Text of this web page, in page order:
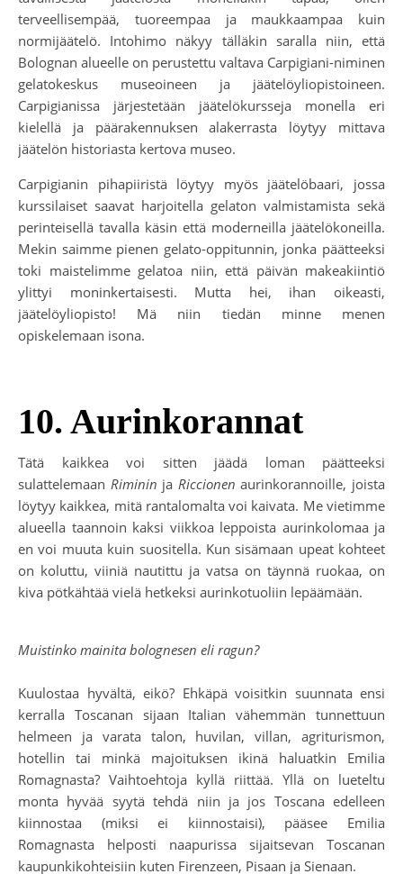
terveellisempää, tuoreempaa ja maukkaampaa kuin
normijäätelö. Intohimo näkyy tälläkin saralla niin, että
Bolognan alueelle on perustettu valtava Carpigiani-niminen
gelatokeskus museoineen ja jäätelöyliopistoineen.
Carpigianissa järjestetään jäätelökursseja monella eri
kielellä ja päärakennuksen alakerrasta löytyy mittava
jäätelön historiasta kertova museo.
Carpigianin pihapiiristä löytyy myös jäätelöbaari, jossa
kurssilaiset saavat harjoitella gelaton valmistamista sekä
perinteisellä tavalla käsin että moderneilla jäätelökoneilla.
Mekin saimme pienen gelato-oppitunnin, jonka päätteeksi
toki maistelimme gelatoa niin, että päivän makeakiintiö
ylittyi moninkertaisesti. Mutta hei, ihan oikeasti,
jäätelöyliopisto! Mä niin tiedän minne menen
opiskelemaan isona.
10. Aurinkorannat
Tätä kaikkea voi sitten jäädä loman päätteeksi
sulattelemaan Riminin ja Riccionen aurinkorannoille, joista
löytyy kaikkea, mitä rantalomalta voi kaivata. Me vietimme
alueella taannoin kaksi viikkoa leppoista aurinkolomaa ja
en voi muuta kuin suositella. Kun sisämaan upeat kohteet
on koluttu, viiniä nautittu ja vatsa on täynnä ruokaa, on
kiva pötkähtää vielä hetkeksi aurinkotuoliin lepäämään.
Muistinko mainita bolognesen eli ragun?
Kuulostaa hyvältä, eikö? Ehkäpä voisitkin suunnata ensi
kerralla Toscanan sijaan Italian vähemmän tunnettuun
helmeen ja varata talon, huvilan, villan, agriturismon,
hotellin tai minkä majoituksen ikinä haluatkin Emilia
Romagnasta? Vaihtoehtoja kyllä riittää. Yllä on lueteltu
monta hyvää syytä tehdä niin ja jos Toscana edelleen
kiinnostaa (miksi ei kiinnostaisi), pääsee Emilia
Romagnasta helposti naapurissa sijaitsevan Toscanan
kaupunkikohteisiin kuten Firenzeen, Pisaan ja Sienaan.